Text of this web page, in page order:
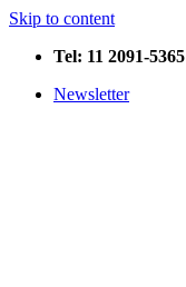
Skip to content
Tel: 11 2091-5365
Newsletter